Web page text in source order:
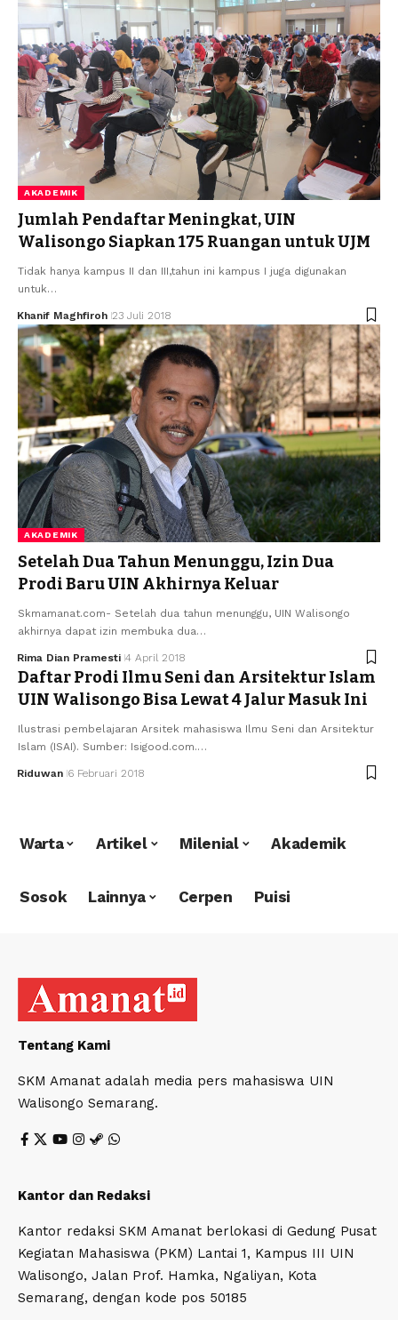
AKADEMIK
Jumlah Pendaftar Meningkat, UIN
Walisongo Siapkan 175 Ruangan untuk UJM
Tidak hanya kampus II dan III,tahun ini kampus I juga digunakan
untuk…
Khanif Maghfiroh 23 Juli 2018
AKADEMIK
Setelah Dua Tahun Menunggu, Izin Dua
Prodi Baru UIN Akhirnya Keluar
Skmamanat.com- Setelah dua tahun menunggu, UIN Walisongo
akhirnya dapat izin membuka dua…
Rima Dian Pramesti 4 April 2018
Daftar Prodi Ilmu Seni dan Arsitektur Islam
UIN Walisongo Bisa Lewat 4 Jalur Masuk Ini
Ilustrasi pembelajaran Arsitek mahasiswa Ilmu Seni dan Arsitektur
Islam (ISAI). Sumber: Isigood.com.…
Riduwan 6 Februari 2018
Warta Artikel Milenial Akademik
Sosok Lainnya Cerpen Puisi
Tentang Kami
SKM Amanat adalah media pers mahasiswa UIN
Walisongo Semarang.
Kantor dan Redaksi
Kantor redaksi SKM Amanat berlokasi di Gedung Pusat
Kegiatan Mahasiswa (PKM) Lantai 1, Kampus III UIN
Walisongo, Jalan Prof. Hamka, Ngaliyan, Kota
Semarang, dengan kode pos 50185